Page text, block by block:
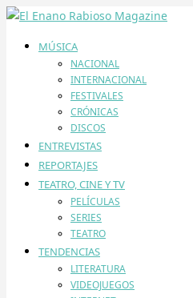
MÚSICA
NACIONAL
INTERNACIONAL
FESTIVALES
CRÓNICAS
DISCOS
ENTREVISTAS
REPORTAJES
TEATRO, CINE Y TV
PELÍCULAS
SERIES
TEATRO
TENDENCIAS
LITERATURA
VIDEOJUEGOS